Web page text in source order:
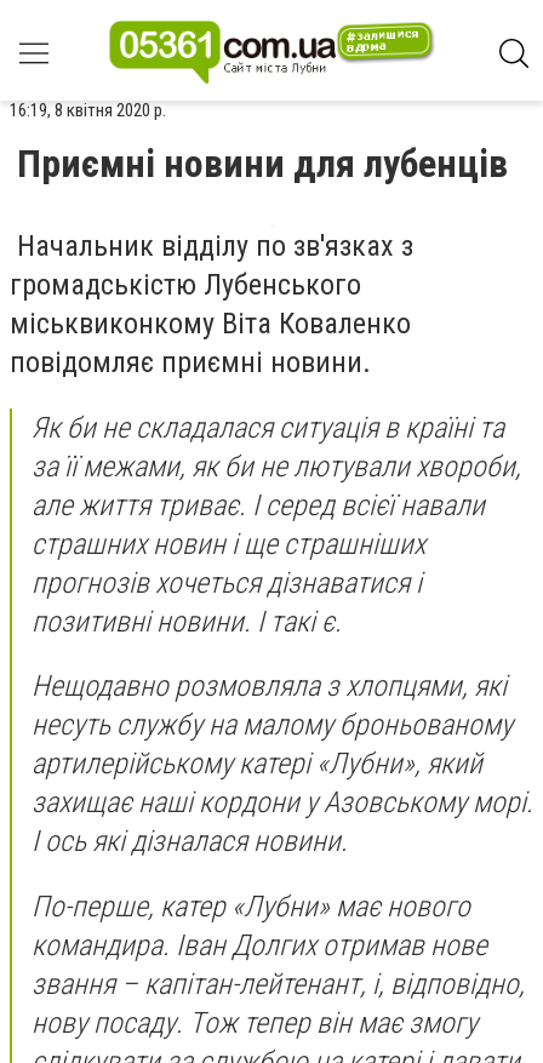
16:19, 8 квітня 2020 р.
Приємні новини для лубенців
Начальник відділу по зв'язках з
громадськістю Лубенського
міськвиконкому Віта Коваленко
повідомляє приємні новини.
Як би не складалася ситуація в країні та
за її межами, як би не лютували хвороби,
але життя триває. І серед всієї навали
страшних новин і ще страшніших
прогнозів хочеться дізнаватися і
позитивні новини. І такі є.
Нещодавно розмовляла з хлопцями, які
несуть службу на малому броньованому
артилерійському катері «Лубни», який
захищає наші кордони у Азовському морі.
І ось які дізналася новини.
По-перше, катер «Лубни» має нового
командира. Іван Долгих отримав нове
звання – капітан-лейтенант, і, відповідно,
нову посаду. Тож тепер він має змогу